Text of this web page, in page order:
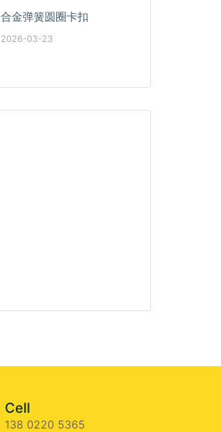
合金弹簧圆圈卡扣
2026-03-23
Cell
138 0220 5365